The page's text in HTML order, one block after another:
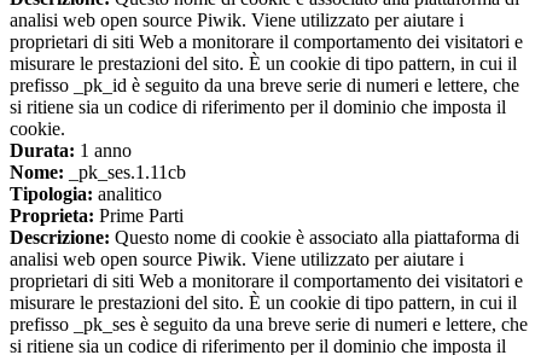
analisi web open source Piwik. Viene utilizzato per aiutare i
proprietari di siti Web a monitorare il comportamento dei visitatori e
misurare le prestazioni del sito. È un cookie di tipo pattern, in cui il
prefisso _pk_id è seguito da una breve serie di numeri e lettere, che
si ritiene sia un codice di riferimento per il dominio che imposta il
cookie.
Durata: 1 anno
Nome: _pk_ses.1.11cb
Tipologia: analitico
Proprieta: Prime Parti
Descrizione: Questo nome di cookie è associato alla piattaforma di
analisi web open source Piwik. Viene utilizzato per aiutare i
proprietari di siti Web a monitorare il comportamento dei visitatori e
misurare le prestazioni del sito. È un cookie di tipo pattern, in cui il
prefisso _pk_ses è seguito da una breve serie di numeri e lettere, che
si ritiene sia un codice di riferimento per il dominio che imposta il